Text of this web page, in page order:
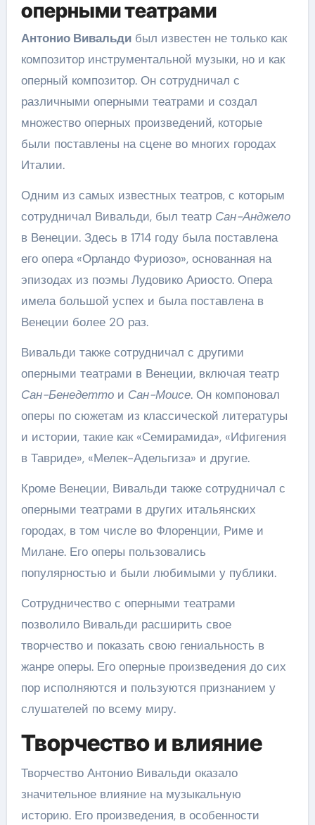
оперными театрами
Антонио Вивальдибыл известен не только как
композитор инструментальной музыки, но и как
оперный композитор. Он сотрудничал с
различными оперными театрами и создал
множество оперных произведений, которые
были поставлены на сцене во многих городах
Италии.
Одним из самых известных театров, с которым
сотрудничал Вивальди, был театр Сан-Анджело
в Венеции. Здесь в 1714 году была поставлена
его опера «Орландо Фуриозо», основанная на
эпизодах из поэмы Лудовико Ариосто. Опера
имела большой успех и была поставлена в
Венеции более 20 раз.
Вивальди также сотрудничал с другими
оперными театрами в Венеции, включая театр
Сан-Бенедеттои Сан-Моисе. Он компоновал
оперы по сюжетам из классической литературы
и истории, такие как «Семирамида», «Ифигения
в Тавриде», «Мелек-Адельгиза» и другие.
Кроме Венеции, Вивальди также сотрудничал с
оперными театрами в других итальянских
городах, в том числе во Флоренции, Риме и
Милане. Его оперы пользовались
популярностью и были любимыми у публики.
Сотрудничество с оперными театрами
позволило Вивальди расширить свое
творчество и показать свою гениальность в
жанре оперы. Его оперные произведения до сих
пор исполняются и пользуются признанием у
слушателей по всему миру.
Творчество и влияние
Творчество Антонио Вивальди оказало
значительное влияние на музыкальную
историю. Его произведения, в особенности